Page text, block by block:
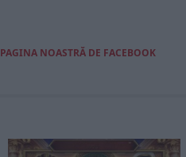
PAGINA NOASTRĂ DE FACEBOOK